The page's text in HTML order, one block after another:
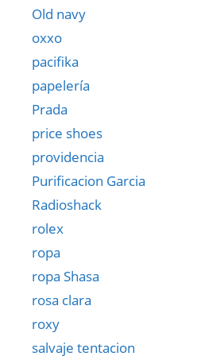
Old navy
oxxo
pacifika
papelería
Prada
price shoes
providencia
Purificacion Garcia
Radioshack
rolex
ropa
ropa Shasa
rosa clara
roxy
salvaje tentacion